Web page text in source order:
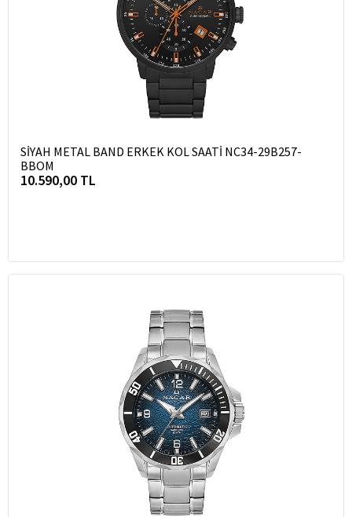
SİYAH METAL BAND ERKEK KOL SAATİ NC34-29B257-
BBOM
10.590,00 TL